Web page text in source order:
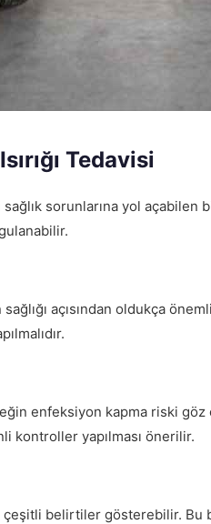
Tedavisi
sağlık sorunlarına yol
açısından oldukça
enfeksiyon kapma riski
kontroller yapılması önerilir.
çeşitli belirtiler gösterebilir.